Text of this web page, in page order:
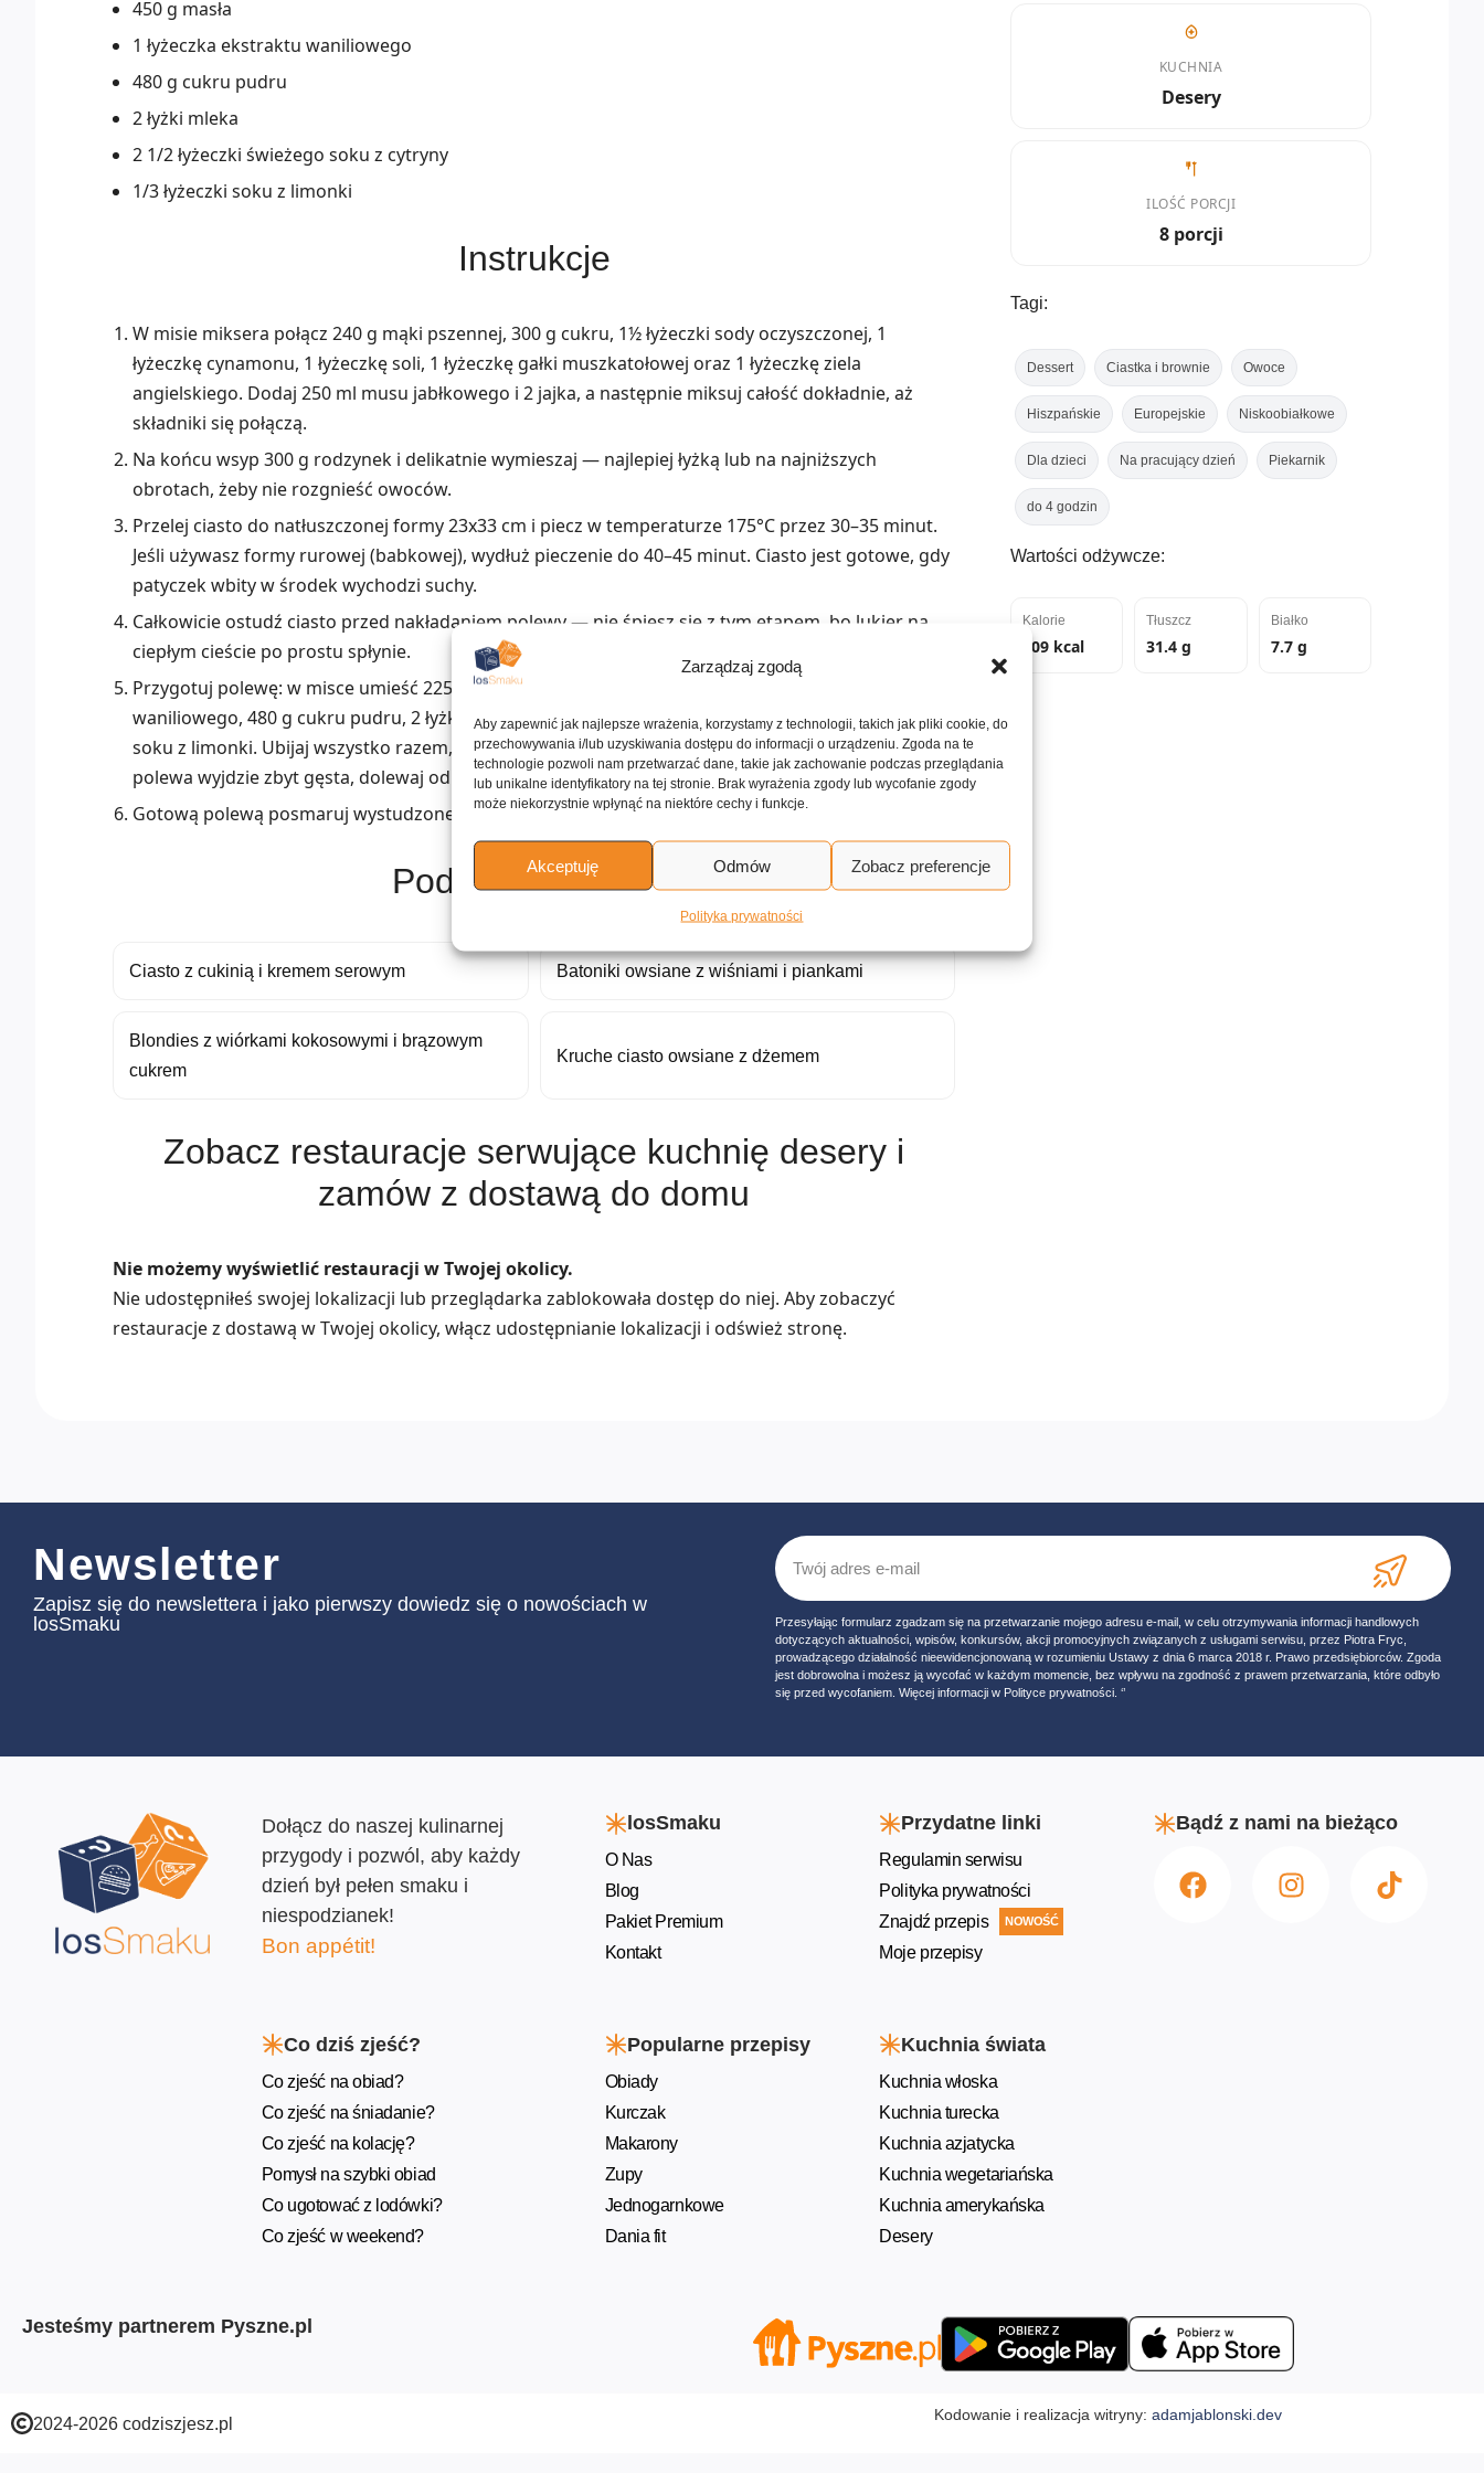
Zarządzaj zgodą
Aby zapewnić jak najlepsze wrażenia, korzystamy z technologii, takich jak pliki cookie, do
przechowywania i/lub uzyskiwania dostępu do informacji o urządzeniu. Zgoda na te
technologie pozwoli nam przetwarzać dane, takie jak zachowanie podczas przeglądania
lub unikalne identyfikatory na tej stronie. Brak wyrażenia zgody lub wycofanie zgody
może niekorzystnie wpłynąć na niektóre cechy i funkcje.
Akceptuję Odmów Zobacz preferencje
Polityka prywatności
450 g masła
1 łyżeczka ekstraktu waniliowego
480 g cukru pudru
2 łyżki mleka
2 1/2 łyżeczki świeżego soku z cytryny
1/3 łyżeczki soku z limonki
Instrukcje
W misie miksera połącz 240 g mąki pszennej, 300 g cukru, 1½ łyżeczki sody oczyszczonej, 1
łyżeczkę cynamonu, 1 łyżeczkę soli, 1 łyżeczkę gałki muszkatołowej oraz 1 łyżeczkę ziela
angielskiego. Dodaj 250 ml musu jabłkowego i 2 jajka, a następnie miksuj całość dokładnie, aż
składniki się połączą.
Na końcu wsyp 300 g rodzynek i delikatnie wymieszaj — najlepiej łyżką lub na najniższych
obrotach, żeby nie rozgnieść owoców.
Przelej ciasto do natłuszczonej formy 23x33 cm i piecz w temperaturze 175°C przez 30–35 minut.
Jeśli używasz formy rurowej (babkowej), wydłuż pieczenie do 40–45 minut. Ciasto jest gotowe, gdy
patyczek wbity w środek wychodzi suchy.
Całkowicie ostudź ciasto przed nakładaniem polewy — nie śpiesz się z tym etapem, bo lukier na
ciepłym cieście po prostu spłynie.
Przygotuj polewę: w misce umieść 225 g serka śmietankowego, 450 g masła, 1 łyżeczkę ekstraktu
waniliowego, 480 g cukru pudru, 2 łyżki mleka, 2½ łyżeczki świeżego soku z cytryny oraz ⅓ łyżeczki
soku z limonki. Ubijaj wszystko razem, aż masa będzie gładka i łatwa do rozsmarowania. Jeśli
polewa wyjdzie zbyt gęsta, dolewaj odrobinę mleka; jeśli za rzadka — dosyp cukru pudru.
Gotową polewą posmaruj wystudzone ciasto i podawaj.`
Podobne przepisy
Ciasto z cukinią i kremem serowym Batoniki owsiane z wiśniami i piankami
Blondies z wiórkami kokosowymi i brązowym
cukrem
Kruche ciasto owsiane z dżemem
Zobacz restauracje serwujące kuchnię desery i
zamów z dostawą do domu
Nie możemy wyświetlić restauracji w Twojej okolicy.
Nie udostępniłeś swojej lokalizacji lub przeglądarka zablokowała dostęp do niej. Aby zobaczyć
restauracje z dostawą w Twojej okolicy, włącz udostępnianie lokalizacji i odśwież stronę.
KUCHNIA
Desery
ILOŚĆ PORCJI
8 porcji
Tagi:
Dessert Ciastka i brownie Owoce
Hiszpańskie Europejskie Niskoobiałkowe
Dla dzieci Na pracujący dzień Piekarnik
do 4 godzin
Wartości odżywcze:
Kalorie
809 kcal
Tłuszcz
31.4 g
Białko
7.7 g
Newsletter
Zapisz się do newslettera i jako pierwszy dowiedz się o nowościach w
losSmaku
Przesyłając formularz zgadzam się na przetwarzanie mojego adresu e-mail, w celu otrzymywania informacji handlowych
dotyczących aktualności, wpisów, konkursów, akcji promocyjnych związanych z usługami serwisu, przez Piotra Fryc,
prowadzącego działalność nieewidencjonowaną w rozumieniu Ustawy z dnia 6 marca 2018 r. Prawo przedsiębiorców. Zgoda
jest dobrowolna i możesz ją wycofać w każdym momencie, bez wpływu na zgodność z prawem przetwarzania, które odbyło
się przed wycofaniem. Więcej informacji w Polityce prywatności. ‘’
Dołącz do naszej kulinarnej
przygody i pozwól, aby każdy
dzień był pełen smaku i
niespodzianek!
Bon appétit!
losSmaku
O Nas
Blog
Pakiet Premium
Kontakt
Przydatne linki
Regulamin serwisu
Polityka prywatności
Znajdź przepis
NOWOŚĆ
Moje przepisy
Bądź z nami na bieżąco
Co dziś zjeść?
Co zjeść na obiad?
Co zjeść na śniadanie?
Co zjeść na kolację?
Pomysł na szybki obiad
Co ugotować z lodówki?
Co zjeść w weekend?
Popularne przepisy
Obiady
Kurczak
Makarony
Zupy
Jednogarnkowe
Dania fit
Kuchnia świata
Kuchnia włoska
Kuchnia turecka
Kuchnia azjatycka
Kuchnia wegetariańska
Kuchnia amerykańska
Desery
Jesteśmy partnerem Pyszne.pl
2024-2026 codziszjesz.pl Kodowanie i realizacja witryny: adamjablonski.dev